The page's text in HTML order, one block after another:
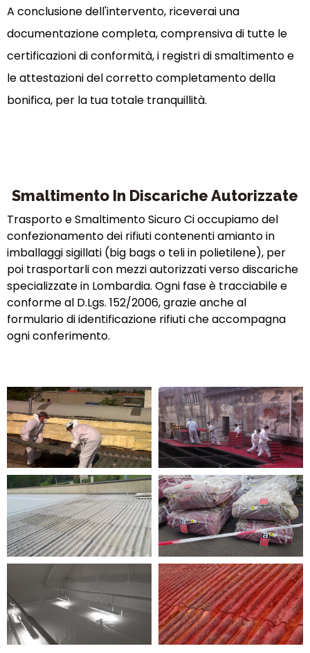
A conclusione dell'intervento, riceverai una
documentazione completa, comprensiva di tutte le
certificazioni di conformità, i registri di smaltimento e
le attestazioni del corretto completamento della
bonifica, per la tua totale tranquillità.
Smaltimento In Discariche Autorizzate
Trasporto e Smaltimento Sicuro Ci occupiamo del
confezionamento dei rifiuti contenenti amianto in
imballaggi sigillati (big bags o teli in polietilene), per
poi trasportarli con mezzi autorizzati verso discariche
specializzate in Lombardia. Ogni fase è tracciabile e
conforme al D.Lgs. 152/2006, grazie anche al
formulario di identificazione rifiuti che accompagna
ogni conferimento.